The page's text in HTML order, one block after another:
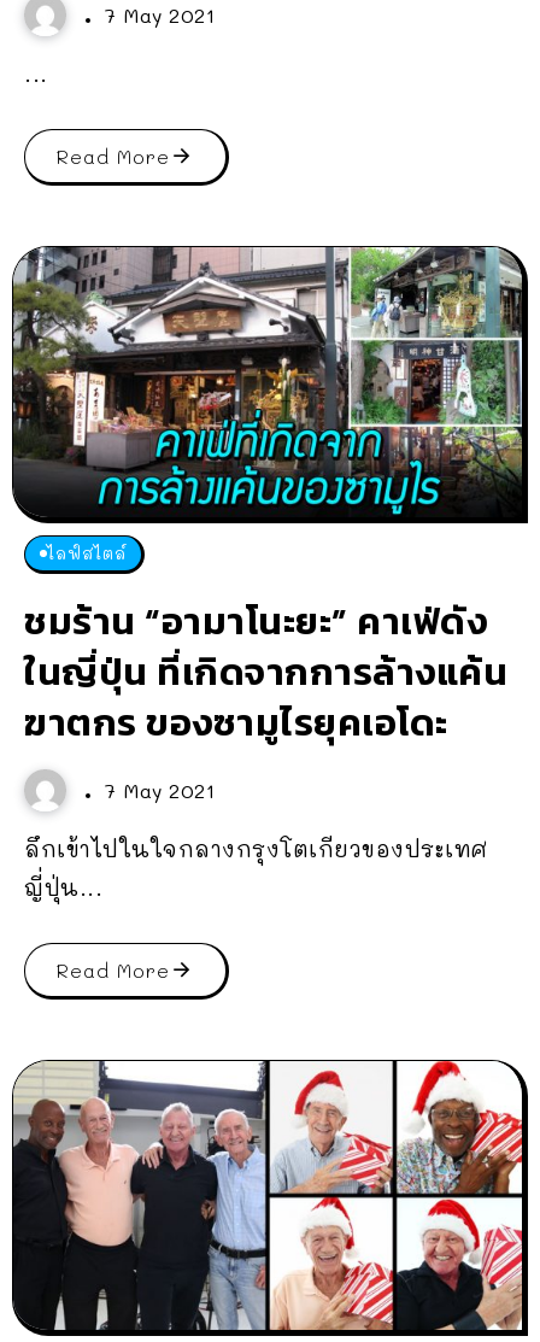
7 May 2021
...
Read More
ไลฟ์สไตล์
ชมร้าน “อามาโนะยะ” คาเฟ่ดัง
ในญี่ปุ่น ที่เกิดจากการล้างแค้น
ฆาตกร ของซามูไรยุคเอโดะ
7 May 2021
ลึกเข้าไปในใจกลางกรุงโตเกียวของประเทศ
ญี่ปุ่น...
Read More